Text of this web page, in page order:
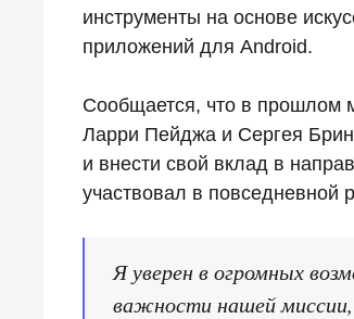
инструменты на основе
приложений для Android.
Сообщается, что в прошлом
Ларри Пейджа и Сергея
и внести свой вклад в
участвовал в повседневной
Я уверен в огромных
важности нашей